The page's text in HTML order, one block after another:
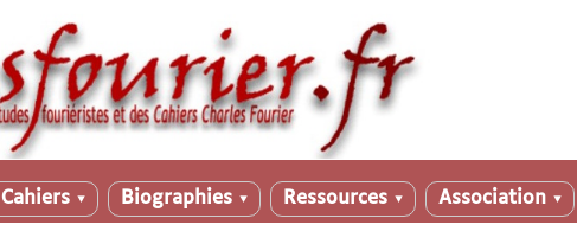
Cahiers ▼ Biographies ▼ Ressources ▼ Association ▼